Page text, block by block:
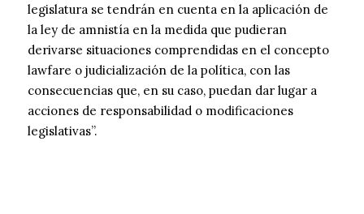
legislatura se tendrán en cuenta en la aplicación de
la ley de amnistía en la medida que pudieran
derivarse situaciones comprendidas en el concepto
lawfare o judicialización de la política, con las
consecuencias que, en su caso, puedan dar lugar a
acciones de responsabilidad o modificaciones
legislativas”.